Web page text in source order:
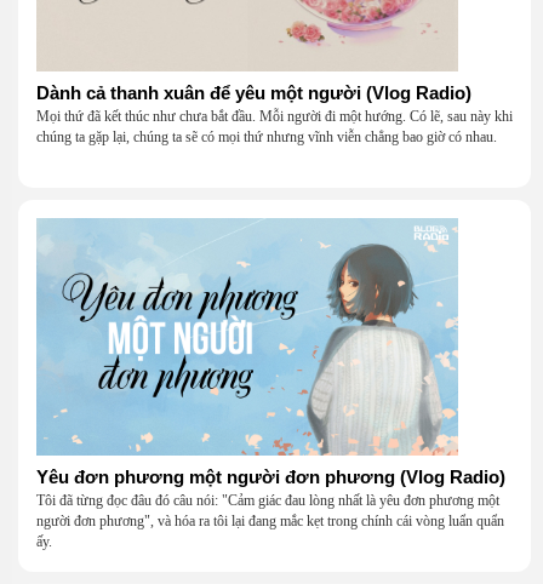
Dành cả thanh xuân để yêu một người (Vlog Radio)
Mọi thứ đã kết thúc như chưa bắt đầu. Mỗi người đi một hướng. Có lẽ, sau này khi
chúng ta gặp lại, chúng ta sẽ có mọi thứ nhưng vĩnh viễn chẳng bao giờ có nhau.
Yêu đơn phương một người đơn phương (Vlog Radio)
Tôi đã từng đọc đâu đó câu nói: "Cảm giác đau lòng nhất là yêu đơn phương một
người đơn phương", và hóa ra tôi lại đang mắc kẹt trong chính cái vòng luẩn quẩn
ấy.